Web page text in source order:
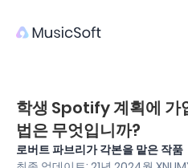
학생 Spotify 계획에 가
법은 무엇입니까?
로버트 파브리가 각본을 맡은 작품